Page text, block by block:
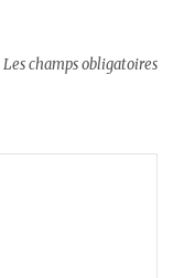
Les champs obligatoires